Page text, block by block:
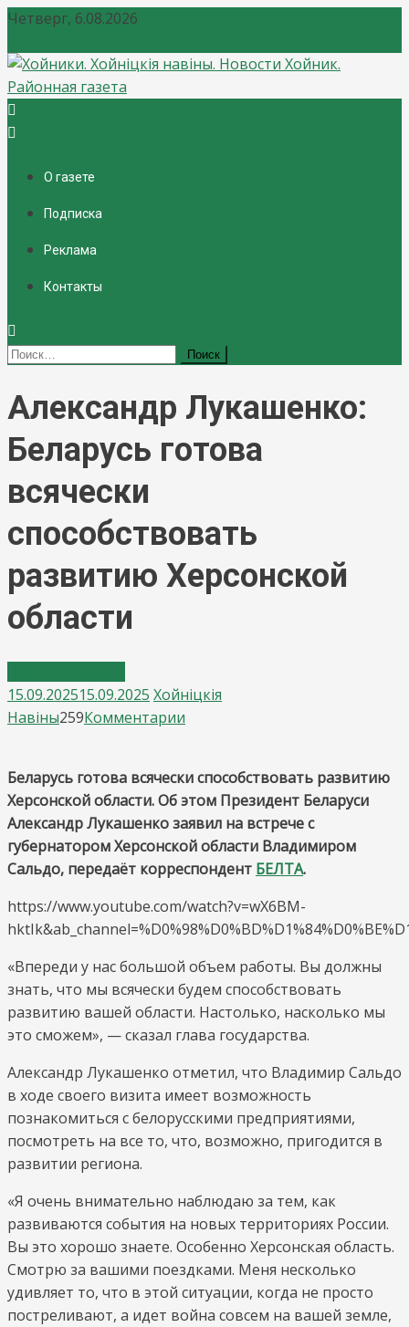
Четверг, 6.08.2026
Хойники. Хойнiцкiя навiны. Новости Хойник. Районная
О газете
Подписка
Реклама
Контакты
Найти:
Александр Лукашенко:
Беларусь готова
всячески
способствовать
развитию Херсонской
области
15.09.202515.09.2025 Хойнiцкiя
Навiны259Комментарии
Беларусь
готова
всячески
способствовать
развитию
Херсонской
области
Беларусь готова всячески способствовать развитию
Херсонской области. Об этом Президент Беларуси
Александр Лукашенко заявил на встрече с
губернатором Херсонской области Владимиром
Сальдо, передаёт корреспондент БЕЛТА.
https://www.youtube.com/watch?v=wX6BM-
«Впереди у нас большой объем работы. Вы должны
знать, что мы всячески будем способствовать
развитию вашей области. Настолько, насколько мы
это сможем», — сказал глава государства.
Александр Лукашенко отметил, что Владимир Сальдо
в ходе своего визита имеет возможность
познакомиться с белорусскими предприятиями,
посмотреть на все то, что, возможно, пригодится в
развитии региона.
«Я очень внимательно наблюдаю за тем, как
развиваются события на новых территориях России.
Вы это хорошо знаете. Особенно Херсонская область.
Смотрю за вашими поездками. Меня несколько
удивляет то, что в этой ситуации, когда не просто
постреливают, а идет война совсем на вашей земле,